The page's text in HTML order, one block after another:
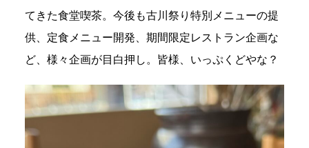
てきた食堂喫茶。今後も古川祭り特別メニューの提
供、定食メニュー開発、期間限定レストラン企画な
ど、様々企画が目白押し。皆様、いっぷくどやな？